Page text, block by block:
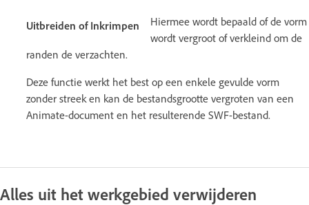
Uitbreiden of Inkrimpen
Hiermee wordt bepaald of de vorm
wordt vergroot of verkleind om de
randen de verzachten.
Deze functie werkt het best op een enkele gevulde vorm
zonder streek en kan de bestandsgrootte vergroten van een
Animate-document en het resulterende SWF-bestand.
Alles uit het werkgebied verwijderen